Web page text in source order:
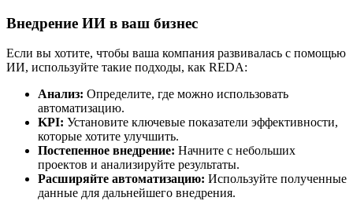
Внедрение ИИ в ваш бизнес
Если вы хотите, чтобы ваша компания развивалась с помощью
ИИ, используйте такие подходы, как REDA:
Анализ: Определите, где можно использовать
автоматизацию.
KPI: Установите ключевые показатели эффективности,
которые хотите улучшить.
Постепенное внедрение: Начните с небольших
проектов и анализируйте результаты.
Расширяйте автоматизацию: Используйте полученные
данные для дальнейшего внедрения.